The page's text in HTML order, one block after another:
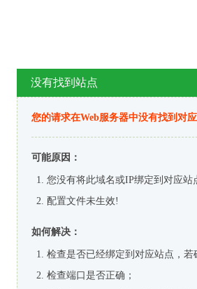
没有找到站点
您的请求在Web服务器中没有找到对
可能原因：
您没有将此域名或IP绑定到对应站
配置文件未生效!
如何解决：
检查是否已经绑定到对应站点，
检查端口是否正确；